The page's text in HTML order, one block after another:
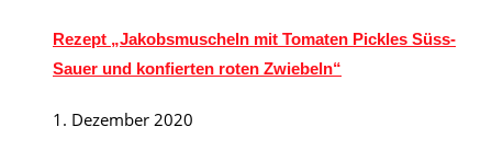
Rezept „Jakobsmuscheln mit Tomaten Pickles Süss-
Sauer und konfierten roten Zwiebeln“
1. Dezember 2020